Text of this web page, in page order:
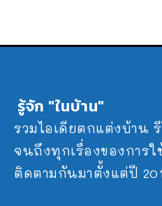
รู้จัก "ในบ้าน"
รวมไอเดียตกแต่งบ้าน
จนถึงทุกเรื่องของการ
ติดตามกันมาตั้งแต่ปี